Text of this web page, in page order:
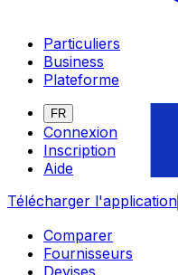
Particuliers
Business
Plateforme
FR
Connexion
Inscription
Aide
Télécharger l'application
Comparer
Fournisseurs